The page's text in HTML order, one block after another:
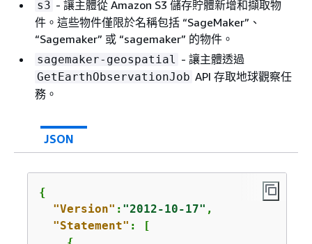
s3 - 讓主體從 Amazon S3 儲存貯體新增和擷取物
件。這些物件僅限於名稱包括 “SageMaker”、
“Sagemaker” 或 “sagemaker” 的物件。
sagemaker-geospatial - 讓主體透過
GetEarthObservationJob API 存取地球觀察任
務。
JSON
{
"Version" : "2012-10-17" ,
"Statement" : [